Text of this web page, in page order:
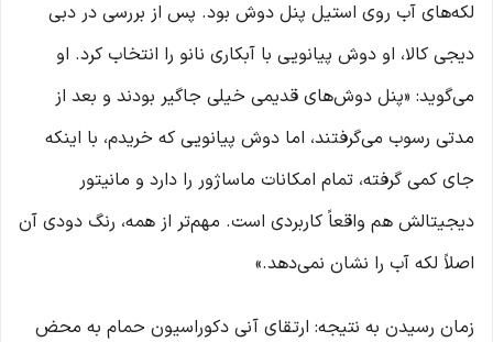
لکه‌های آب روی استیل پنل دوش بود. پس از بررسی در دبی
دیجی کالا، او دوش پیانویی با آبکاری نانو را انتخاب کرد. او
می‌گوید: «پنل دوش‌های قدیمی خیلی جاگیر بودند و بعد از
مدتی رسوب می‌گرفتند، اما دوش پیانویی که خریدم، با اینکه
جای کمی گرفته، تمام امکانات ماساژور را دارد و مانیتور
دیجیتالش هم واقعاً کاربردی است. مهم‌تر از همه، رنگ دودی آن
اصلاً لکه آب را نشان نمی‌دهد.»
زمان رسیدن به نتیجه: ارتقای آنی دکوراسیون حمام به محض